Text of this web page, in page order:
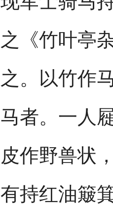
之《竹叶亭
之。以竹作
马者。一人
皮作野兽状
有持红油簸